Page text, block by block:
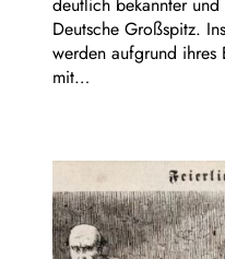
deutlich bekannter
Deutsche Großspitz.
werden aufgrund ihres
mit…